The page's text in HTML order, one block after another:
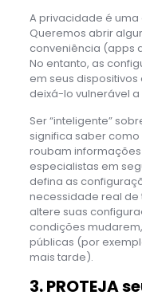
A privacidade é
Queremos abrir
conveniência (apps
No entanto, as
em seus
deixá-lo vulnerável a
Ser “inteligente”
significa saber
roubam
especialistas em
defina as
necessidade real de
altere suas
condições
públicas (por
mais tarde).
3. PROTEJA